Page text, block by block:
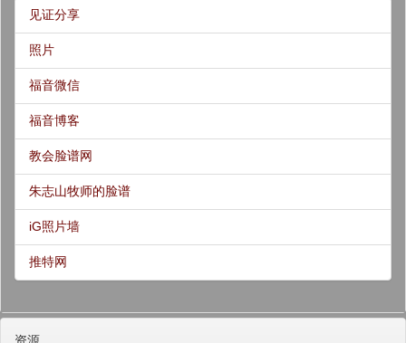
见证分享
照片
福音微信
福音博客
教会脸谱网
朱志山牧师的脸谱
iG照片墙
推特网